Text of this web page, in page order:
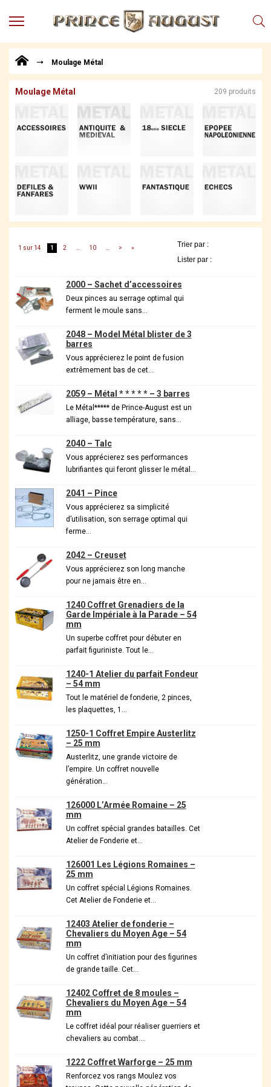
MENU
Points
de
Vente
astuces
Moulage Métal
Moulage Métal 209 produits
1 sur 14 1 2 … 10 … > »
2000 – Sachet d’accessoires
Deux pinces au serrage optimal qui
ferment le moule sans…
2048 – Model Métal blister de 3
barres
Vous apprécierez le point de fusion
extrêmement bas de cet…
2059 – Métal * * * * * – 3 barres
Le Métal***** de Prince-August est un
alliage, basse température, sans…
2040 – Talc
Vous apprécierez ses performances
lubrifiantes qui feront glisser le métal…
2041 – Pince
Vous apprécierez sa simplicité
d’utilisation, son serrage optimal qui
ferme…
2042 – Creuset
Vous apprécierez son long manche
pour ne jamais être en…
1240 Coffret Grenadiers de la
Garde Impériale à la Parade – 54
mm
Un superbe coffret pour débuter en
parfait figuriniste. Tout le…
1240-1 Atelier du parfait Fondeur
– 54 mm
Tout le matériel de fonderie, 2 pinces,
les plaquettes, 1…
1250-1 Coffret Empire Austerlitz
– 25 mm
Austerlitz, une grande victoire de
l’empire. Un coffret nouvelle
génération…
126000 L’Armée Romaine – 25
mm
Un coffret spécial grandes batailles. Cet
Atelier de Fonderie et…
126001 Les Légions Romaines –
25 mm
Un coffret spécial Légions Romaines.
Cet Atelier de Fonderie et…
12403 Atelier de fonderie –
Chevaliers du Moyen Age – 54
mm
Un coffret d’initiation pour des figurines
de grande taille. Cet…
12402 Coffret de 8 moules –
Chevaliers du Moyen Age – 54
mm
Le coffret idéal pour réaliser guerriers et
chevaliers au combat….
1222 Coffret Warforge – 25 mm
Renforcez vos rangs Moulez vos